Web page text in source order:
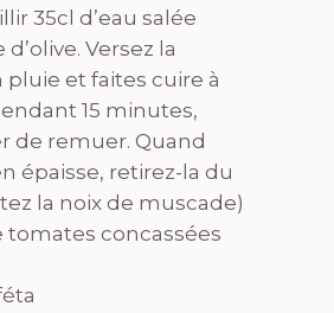
35cl d’eau salée
d’olive. Versez la
et faites cuire à
15 minutes,
de remuer. Quand
épaisse, retirez-la du
la noix de muscade)
tomates concassées